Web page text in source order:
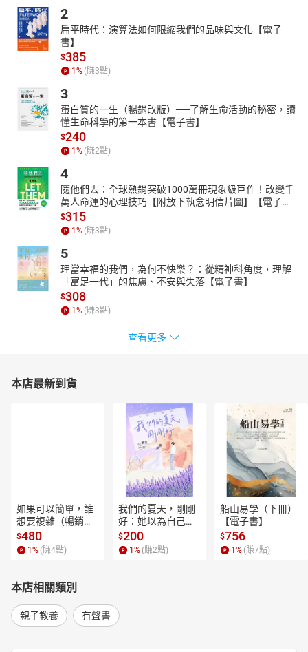
2
扁平時代：演算法如何限縮我們的品味與文化【電子
書】
$385
1 % (賺3點)
3
蛋白質的一生（暢銷改版）──了解生命活動的秘密，讀
懂生命科學的第一本書【電子書】
$240
1 % (賺2點)
4
隨他們去：全球熱銷突破1000萬冊現象級巨作！改變千
萬人命運的心理技巧【附放下執念明信片圖】【電子
書】
$315
1 % (賺3點)
5
理當幸福的我們，為何不快樂？：從精神科角度，理解
「富足一代」的焦慮、不安與失落【電子書】
$308
1 % (賺3點)
查看更多
本店最新到貨
如果可以簡單，誰
想要複雜（暢銷經
典新編版）【電子
書】
$480
1 % (賺4點)
我們的夏天，剛剛
好：她以為自己只
是逃離一段失敗的
愛，卻在薰衣草盛
開的山裡，重新學
$200
1 % (賺2點)
船山易學（下冊）
【電子書】
$756
1 % (賺7點)
本店相關類別
親子教養 有聲書